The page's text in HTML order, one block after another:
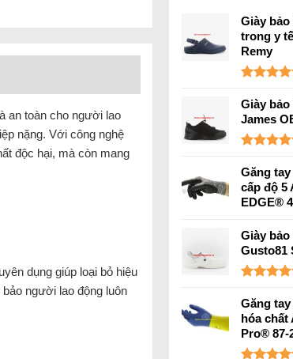
Giày
trong y
Remy
hạng5.00
5 sao
Giày
James
hạng 5.00
5 sao
Găng
cấp độ 5
EDGE®
Giày
Gusto81
hạng 5.00
5 sao
Găng
hóa chất
Pro® 87-
an toàn cho người lao
nặng. Với công nghệ
độc hại, mà còn mang
dụng giúp loại bỏ hiệu
người lao động luôn